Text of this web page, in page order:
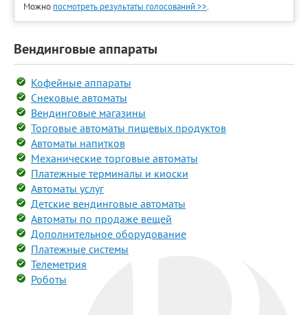
Можно посмотреть результаты голосований >>.
Вендинговые аппараты
Кофейные аппараты
Снековые автоматы
Вендинговые магазины
Торговые автоматы пищевых продуктов
Автоматы напитков
Механические торговые автоматы
Платежные терминалы и киоски
Автоматы услуг
Детские вендинговые автоматы
Автоматы по продаже вещей
Дополнительное оборудование
Платежные системы
Телеметрия
Роботы